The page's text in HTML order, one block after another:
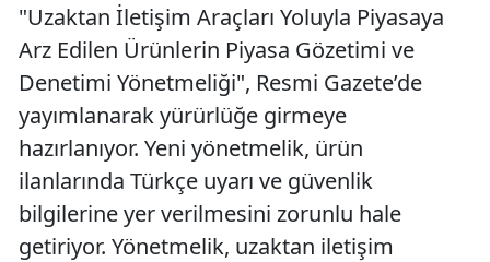
"Uzaktan İletişim Araçları Yoluyla Piyasaya
Arz Edilen Ürünlerin Piyasa Gözetimi ve
Denetimi Yönetmeliği", Resmi Gazete’de
yayımlanarak yürürlüğe girmeye
hazırlanıyor. Yeni yönetmelik, ürün
ilanlarında Türkçe uyarı ve güvenlik
bilgilerine yer verilmesini zorunlu hale
getiriyor. Yönetmelik, uzaktan iletişim